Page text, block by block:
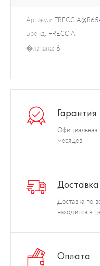
Артикул:
Бренд: FRECCIA
�лапана: 6
Гарантия
Официальная
месяцев
Доставка
Доставка по
находится в
Оплата